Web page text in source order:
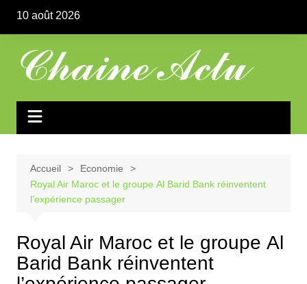
contenu
10 août 2026
Accueil
Economie
Royal Air Maroc et le groupe Al Barid Bank réinventent
l’expérience passager
Royal Air Maroc et le groupe Al
Barid Bank réinventent